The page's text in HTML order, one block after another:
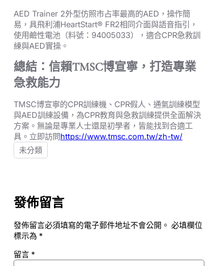
AED Trainer 2外型仿照市占率最高的AED，操作簡
易，具飛利浦HeartStart® FR2相同介面與語音指引，
使用鹼性電池（料號：94005033），適合CPR急救訓
練與AED實操。
總結：信賴TMSC博宣寧，打造專業
急救能力
TMSC博宣寧的CPR訓練機、CPR假人、通氣訓練模型
與AED訓練設備，為CPR教育與急救訓練提供全面解決
方案。無論是專業人士還是初學者，皆能找到合適工
具。立即訪問https://www.tmsc.com.tw/zh-tw/
未分類
發佈留言
發佈留言必須填寫的電子郵件地址不會公開。 必填欄位
標示為 *
留言 *